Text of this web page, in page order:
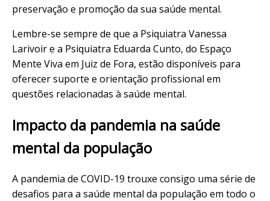
preservação e promoção da sua saúde mental.
Lembre-se sempre de que a Psiquiatra Vanessa
Larivoir e a Psiquiatra Eduarda Cunto, do Espaço
Mente Viva em Juiz de Fora, estão disponíveis para
oferecer suporte e orientação profissional em
questões relacionadas à saúde mental.
Impacto da pandemia na saúde
mental da população
A pandemia de COVID-19 trouxe consigo uma série de
desafios para a saúde mental da população em todo o